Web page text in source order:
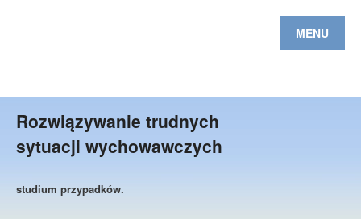
MENU
Rozwiązywanie trudnych
sytuacji wychowawczych
studium przypadków.